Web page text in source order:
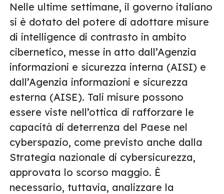
Nelle ultime settimane, il governo italiano
si è dotato del potere di adottare misure
di intelligence di contrasto in ambito
cibernetico, messe in atto dall’Agenzia
informazioni e sicurezza interna (AISI) e
dall’Agenzia informazioni e sicurezza
esterna (AISE). Tali misure possono
essere viste nell’ottica di rafforzare le
capacità di deterrenza del Paese nel
cyberspazio, come previsto anche dalla
Strategia nazionale di cybersicurezza,
approvata lo scorso maggio. È
necessario, tuttavia, analizzare la